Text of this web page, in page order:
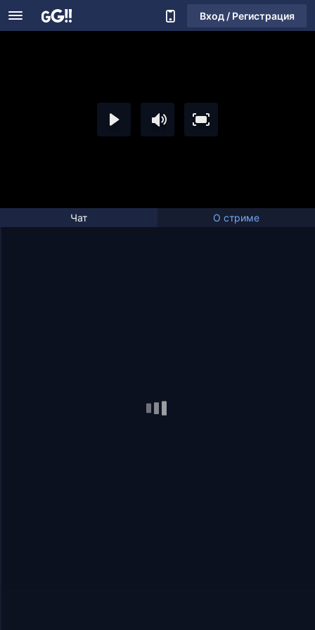
Вход / Регистрация
Чат О стриме